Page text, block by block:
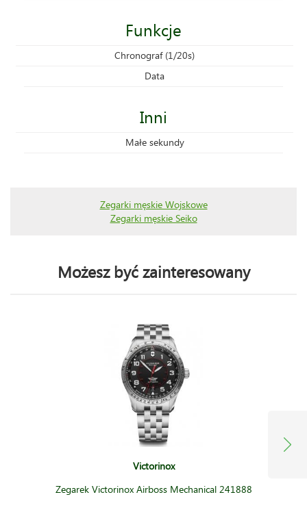
Funkcje
Chronograf (1/20s)
Data
Inni
Małe sekundy
Zegarki męskie Wojskowe
Zegarki męskie Seiko
Możesz być zainteresowany
Victorinox
Zegarek Victorinox Airboss Mechanical 241888